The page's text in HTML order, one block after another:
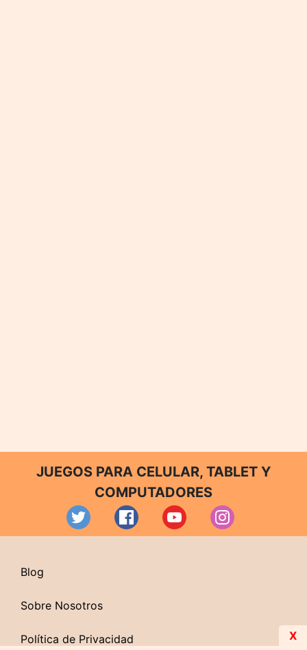
JUEGOS PARA CELULAR, TABLET Y
COMPUTADORES
Blog
Sobre Nosotros
Política de Privacidad X